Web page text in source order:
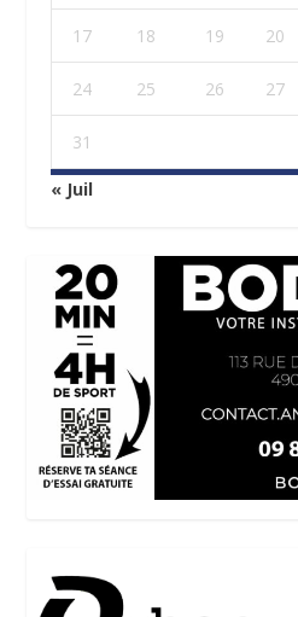
17 18 19 20
24 25 26 27
31
« Juil